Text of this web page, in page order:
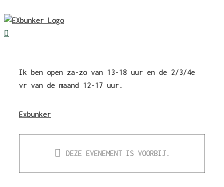
to
content
Ik ben open za-zo van 13-18 uur en de 2/3/4e
vr van de maand 12-17 uur.
Exbunker
DEZE EVENEMENT IS VOORBIJ.